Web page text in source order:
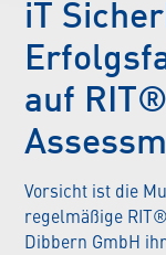
iT
auf
Vorsicht ist die
regelmäßige
Dibbern GmbH